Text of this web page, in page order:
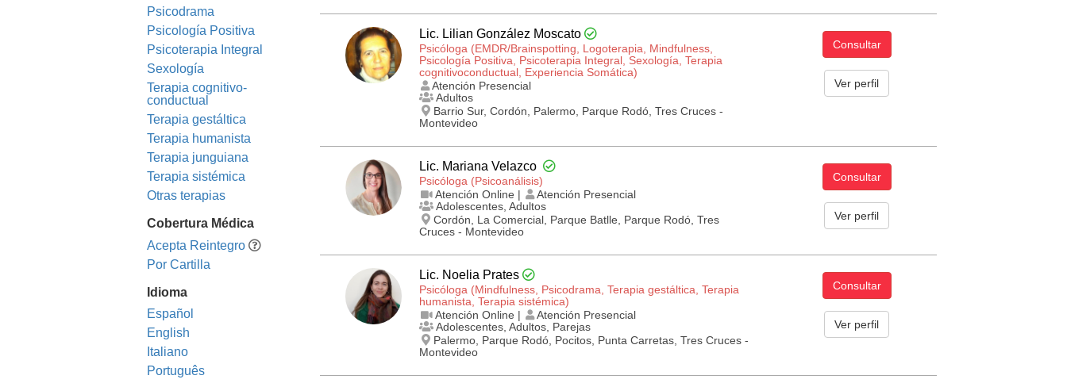
Psicodrama
Psicología Positiva
Psicoterapia Integral
Sexología
Terapia cognitivo­
conductual
Terapia gestáltica
Terapia humanista
Terapia junguiana
Terapia sistémica
Otras terapias
Cobertura Médica
Acepta Reintegro
Por Cartilla
Idioma
Español
English
Italiano
Português
Lic. Lilian González Moscato
Psicóloga (EMDR/Brainspotting, Logoterapia, Mindfulness,
Psicología Positiva, Psicoterapia Integral, Sexología, Terapia
cognitivo­conductual, Experiencia Somática)
Atención Presencial
Adultos
Barrio Sur, Cordón, Palermo, Parque Rodó, Tres Cruces -
Montevideo
Consultar
Ver perfil
Lic. Mariana Velazco
Psicóloga (Psicoanálisis)
Atención Online |
Atención Presencial
Adolescentes, Adultos
Cordón, La Comercial, Parque Batlle, Parque Rodó, Tres
Cruces - Montevideo
Consultar
Ver perfil
Lic. Noelia Prates
Psicóloga (Mindfulness, Psicodrama, Terapia gestáltica, Terapia
humanista, Terapia sistémica)
Atención Online |
Atención Presencial
Adolescentes, Adultos, Parejas
Palermo, Parque Rodó, Pocitos, Punta Carretas, Tres Cruces -
Montevideo
Consultar
Ver perfil